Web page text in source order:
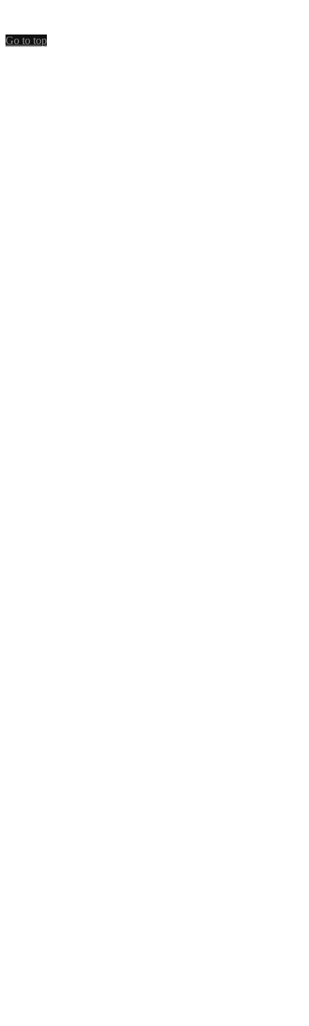
Go to top